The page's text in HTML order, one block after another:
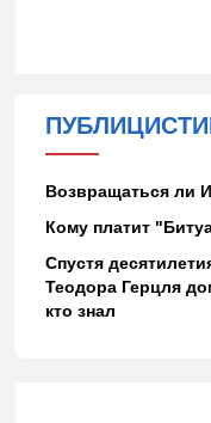
Возвращаться ли
Кому платит
Спустя
Теодора Герцля
кто знал